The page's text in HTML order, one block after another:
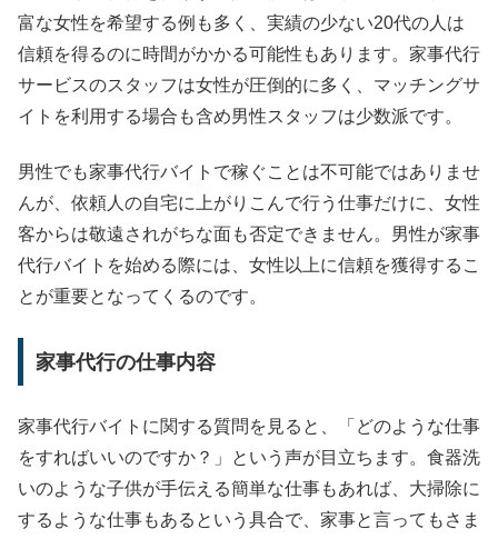
富な女性を希望する例も多く、実績の少ない20代の人は
信頼を得るのに時間がかかる可能性もあります。家事代行
サービスのスタッフは女性が圧倒的に多く、マッチングサ
イトを利用する場合も含め男性スタッフは少数派です。
男性でも家事代行バイトで稼ぐことは不可能ではありませ
んが、依頼人の自宅に上がりこんで行う仕事だけに、女性
客からは敬遠されがちな面も否定できません。男性が家事
代行バイトを始める際には、女性以上に信頼を獲得するこ
とが重要となってくるのです。
家事代行の仕事内容
家事代行バイトに関する質問を見ると、「どのような仕事
をすればいいのですか？」という声が目立ちます。食器洗
いのような子供が手伝える簡単な仕事もあれば、大掃除に
するような仕事もあるという具合で、家事と言ってもさま